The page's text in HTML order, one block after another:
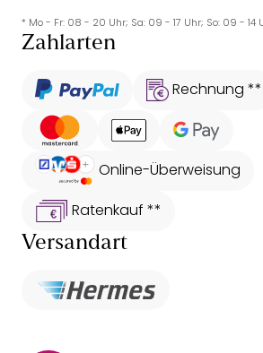
* Mo - Fr: 08 - 20 Uhr; Sa: 09 - 17 Uhr; So: 09 - 14
Zahlarten
Rechnung **
Online-Überweisung
Ratenkauf **
Versandart